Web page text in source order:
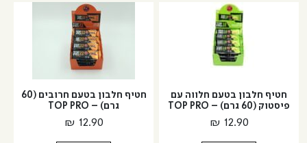
חטיף חלבון בטעם חלווה עם
פיסטוק (60 גרם) – TOP PRO
₪ 12.90
חטיף חלבון בטעם חרובים (60
גרם) – TOP PRO
₪ 12.90